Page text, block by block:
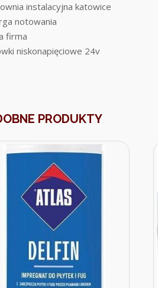
instalacyjna katowice
notowania
firma
niskonapięciowe 24v
PRODUKTY